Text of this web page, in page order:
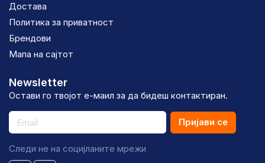
Достава
Политика за приватност
Брендови
Мапа на сајтот
Newsletter
Остави го твојот е-маил за да бидеш контактиран.
Пријави се
Следи не на социјланите мрежи